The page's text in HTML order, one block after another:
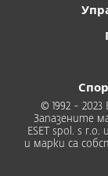
© 1992 - 2023
Запазените
ESET spol. s
и марки са